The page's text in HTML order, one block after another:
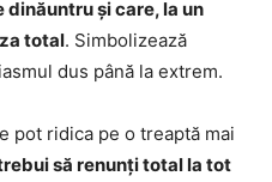
dinăuntru și care, la un
total. Simbolizează
dus până la extrem.
pot ridica pe o treaptă mai
să renunți total la tot